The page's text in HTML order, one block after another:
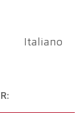
Italiano